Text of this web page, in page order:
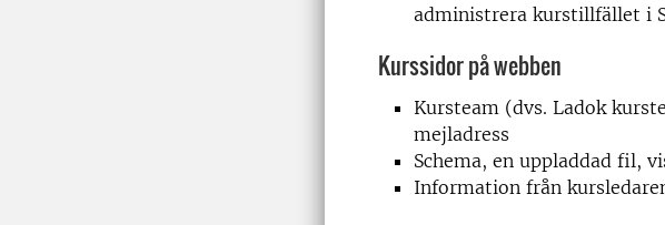
administrera kurstillfället i
Kurssidor på webben
Kursteam (dvs. Ladok
mejladress
Schema, en uppladdad fil,
Information från